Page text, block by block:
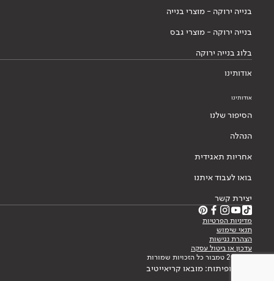
בנייה ירוקה - מוצרי בנייה
בנייה ירוקה - מוצרי גבס
בלוג בנייה ירוקה
אודותינו
אודותינו
הסיפור שלנו
הנהלה
אחריות תאגידית
בואו לעבוד איתנו
יצירת קשר
מדיניות הפרטיות
תנאי שימוש
הצהרת נגישות
עדכון או ביטול עסקה
© 2026 טמבור כל הזכויות שמורות
עיצוב ופיתוח: מובאו קריאייטיב